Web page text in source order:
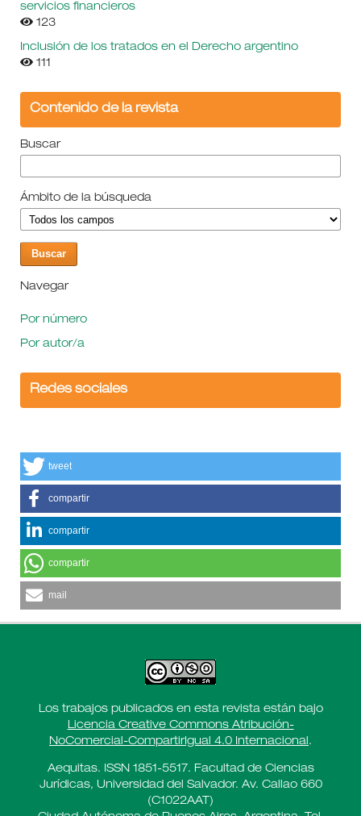
servicios financieros
123
Inclusión de los tratados en el Derecho argentino
111
Contenido de la revista
Buscar
Ámbito de la búsqueda
Navegar
Por número
Por autor/a
Redes sociales
tweet
compartir
compartir
compartir
mail
Los trabajos publicados en esta revista están bajo
Licencia Creative Commons Atribución-
NoComercial-CompartirIgual 4.0 Internacional.
Aequitas. ISSN 1851-5517. Facultad de Ciencias
Jurídicas, Universidad del Salvador. Av. Callao 660
(C1022AAT)